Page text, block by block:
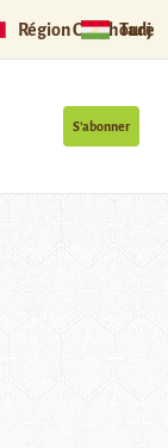
Région Ouïghoure
S’abonner